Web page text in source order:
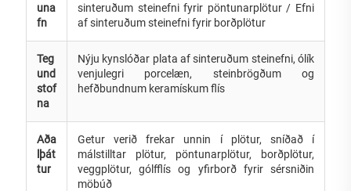
una
fn
sinteruðum steinefni fyrir pöntunarplötur / Efni
af sinteruðum steinefni fyrir borðplötur
Teg
und
stof
na
Nýju kynslóðar plata af sinteruðum steinefni, ólík
venjulegri porcelæn, steinbrögðum og
hefðbundnum keramískum flís
Aða
lþát
tur
Getur verið frekar unnin í plötur, sníðað í
málstilltar plötur, pöntunarplötur, borðplötur,
veggplötur, gólfflís og yfirborð fyrir sérsniðin
möbúð